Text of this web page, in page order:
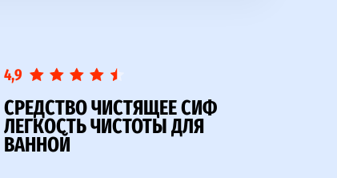
4,9
СРЕДСТВО ЧИСТЯЩЕЕ СИФ
ЛЕГКОСТЬ ЧИСТОТЫ ДЛЯ
ВАННОЙ